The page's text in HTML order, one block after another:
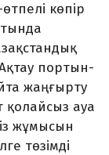
көпір
портын­
жаң­ғырту
қолайсыз ауа
жұмысын
төзімді